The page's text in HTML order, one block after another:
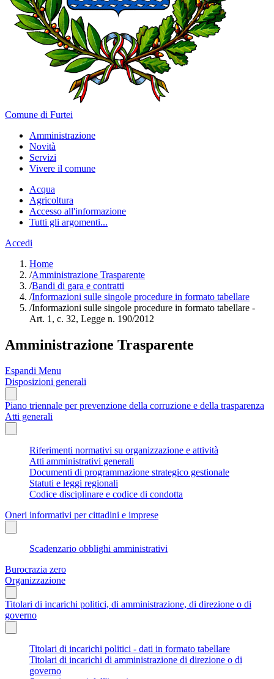
Comune di Furtei
Amministrazione
Novità
Servizi
Vivere il comune
Acqua
Agricoltura
Accesso all'informazione
Tutti gli argomenti...
Accedi
Home
/Amministrazione Trasparente
/Bandi di gara e contratti
/Informazioni sulle singole procedure in formato tabellare
/Informazioni sulle singole procedure in formato tabellare -
Art. 1, c. 32, Legge n. 190/2012
Amministrazione Trasparente
Espandi Menu
Disposizioni generali
Piano triennale per prevenzione della corruzione e della trasparenza
Atti generali
Riferimenti normativi su organizzazione e attività
Atti amministrativi generali
Documenti di programmazione strategico gestionale
Statuti e leggi regionali
Codice disciplinare e codice di condotta
Oneri informativi per cittadini e imprese
Scadenzario obblighi amministrativi
Burocrazia zero
Organizzazione
Titolari di incarichi politici, di amministrazione, di direzione o di
governo
Titolari di incarichi politici - dati in formato tabellare
Titolari di incarichi di amministrazione di direzione o di
governo